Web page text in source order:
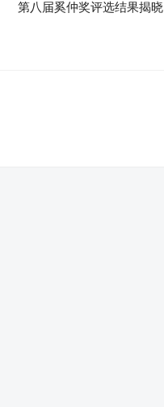
第八届奚仲奖评选结果揭晓